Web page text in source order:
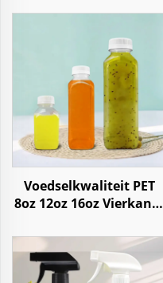
Voedselkwaliteit PET
8oz 12oz 16oz Vierkante
Sappen, Frisdrank,
Water, Koffie en
Yoghurt